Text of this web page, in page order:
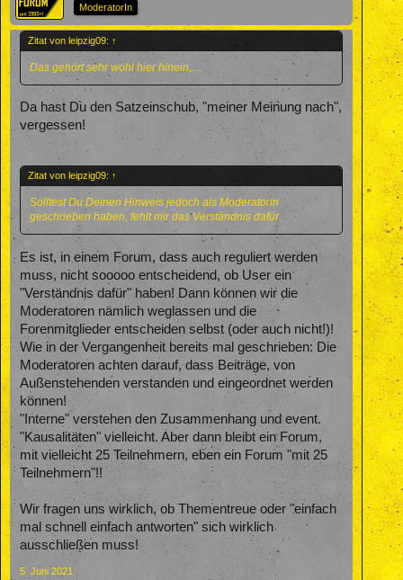
ModeratorIn
Zitat von leipzig09: ↑
Das gehört sehr wohl hier hinein,....
Da hast Du den Satzeinschub, "meiner Meinung nach",
vergessen!
Zitat von leipzig09: ↑
Solltest Du Deinen Hinweis jedoch als Moderatorin
geschrieben haben, fehlt mir das Verständnis dafür.
Es ist, in einem Forum, dass auch reguliert werden
muss, nicht sooooo entscheidend, ob User ein
"Verständnis dafür" haben! Dann können wir die
Moderatoren nämlich weglassen und die
Forenmitglieder entscheiden selbst (oder auch nicht!)!
Wie in der Vergangenheit bereits mal geschrieben: Die
Moderatoren achten darauf, dass Beiträge, von
Außenstehenden verstanden und eingeordnet werden
können!
"Interne" verstehen den Zusammenhang und event.
"Kausalitäten" vielleicht. Aber dann bleibt ein Forum,
mit vielleicht 25 Teilnehmern, eben ein Forum "mit 25
Teilnehmern"!!
Wir fragen uns wirklich, ob Thementreue oder "einfach
mal schnell einfach antworten" sich wirklich
ausschließen muss!
5. Juni 2021